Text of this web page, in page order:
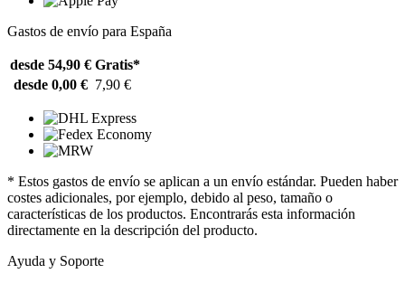
Gastos de envío para España
desde 54,90 € Gratis*
desde 0,00 € 7,90 €
* Estos gastos de envío se aplican a un envío estándar. Pueden haber
costes adicionales, por ejemplo, debido al peso, tamaño o
características de los productos. Encontrarás esta información
directamente en la descripción del producto.
Ayuda y Soporte